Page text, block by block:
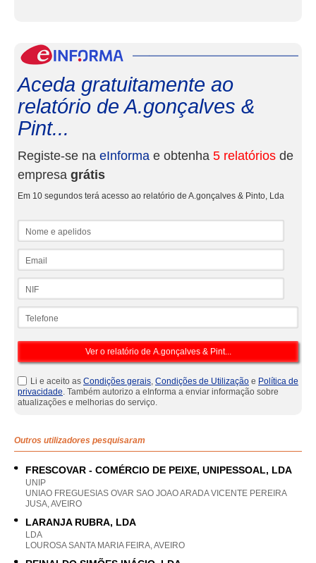
Aceda gratuitamente ao
relatório de A.gonçalves &
Pint...
Registe-se na eInforma e obtenha 5 relatórios de
empresa grátis
Em 10 segundos terá acesso ao relatório de A.gonçalves & Pinto, Lda
Li e aceito as Condições gerais, Condições de Utilização e Política de
privacidade. Também autorizo a eInforma a enviar informação sobre
atualizações e melhorias do serviço.
Outros utilizadores pesquisaram
FRESCOVAR - COMÉRCIO DE PEIXE, UNIPESSOAL, LDA
UNIP
UNIAO FREGUESIAS OVAR SAO JOAO ARADA VICENTE PEREIRA
JUSA, AVEIRO
LARANJA RUBRA, LDA
LDA
LOUROSA SANTA MARIA FEIRA, AVEIRO